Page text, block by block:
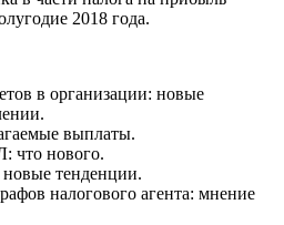
2018 года.
в организации: новые
выплаты.
что нового.
тенденции.
налогового агента: мнение